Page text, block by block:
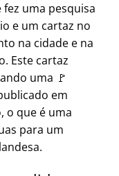
uma pesquisa
e um cartaz no
na cidade e na
Este cartaz
uma 🚩
em
o que é uma
para um